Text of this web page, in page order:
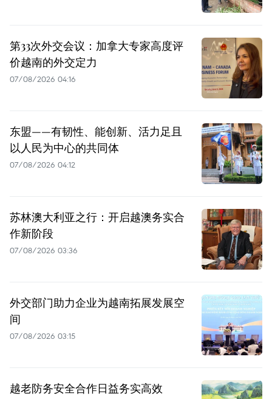
第33次外交会议：加拿大专家高度评
价越南的外交定力
07/08/2026 04:16
东盟——有韧性、能创新、活力足且
以人民为中心的共同体
07/08/2026 04:12
苏林澳大利亚之行：开启越澳务实合
作新阶段
07/08/2026 03:36
外交部门助力企业为越南拓展发展空
间
07/08/2026 03:15
越老防务安全合作日益务实高效